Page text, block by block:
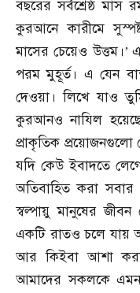
বছরের সর্বশ্রেষ্ঠ মাস
কুরআনে কারীমে
মাসের চেয়েও উত্তম।’
পরম মুহূর্ত। এ যেন
দেওয়া। লিখে যাও
কুরআনও নাযিল
প্রাকৃতিক
যদি কেউ ইবাদতে
অতিবাহিত করা সবার
স্বল্পায়ু মানুষের
একটি রাতও চলে যায়
আর কিইবা আশা
আমাদের সকলকে এমন